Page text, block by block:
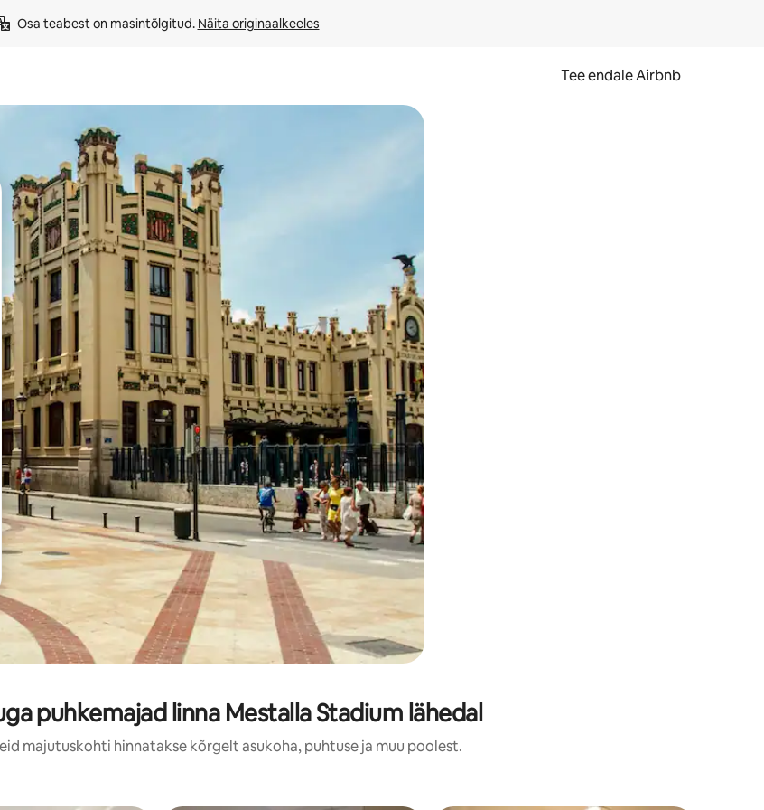
Osa teabest on masintõlgitud. Näita originaalkeeles
Tee endale Airbnb
puuduta või tõmba mööda ekraani.
puhkemajad linna Mestalla Stadium lähedal
majutuskohti hinnatakse kõrgelt asukoha, puhtuse ja muu poolest.